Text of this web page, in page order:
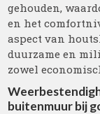
gehouden,
en het
aspect van
duurzame en
zowel
buitenmuur bij